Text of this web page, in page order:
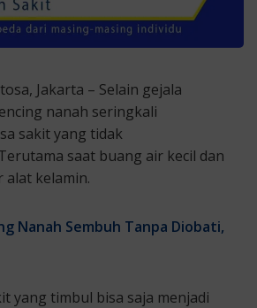
Jakarta – Selain gejala
nanah seringkali
sakit yang tidak
saat buang air kecil dan
alat kelamin.
Nanah Sembuh Tanpa Diobati,
yang timbul bisa saja menjadi